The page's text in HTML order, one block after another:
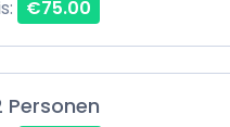
€75.00
Personen